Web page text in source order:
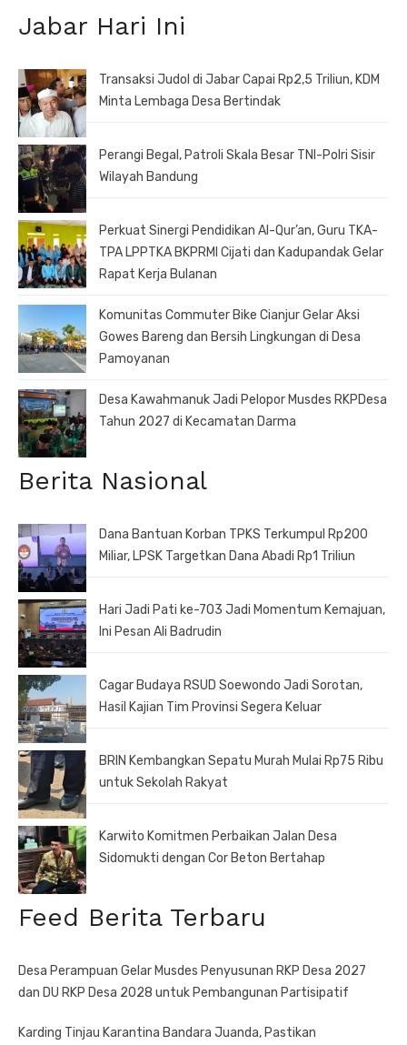
Jabar Hari Ini
Transaksi Judol di Jabar Capai Rp2,5 Triliun, KDM
Minta Lembaga Desa Bertindak
Perangi Begal, Patroli Skala Besar TNI-Polri Sisir
Wilayah Bandung
Perkuat Sinergi Pendidikan Al-Qur’an, Guru TKA-
TPA LPPTKA BKPRMI Cijati dan Kadupandak Gelar
Rapat Kerja Bulanan
Komunitas Commuter Bike Cianjur Gelar Aksi
Gowes Bareng dan Bersih Lingkungan di Desa
Pamoyanan
Desa Kawahmanuk Jadi Pelopor Musdes RKPDesa
Tahun 2027 di Kecamatan Darma
Berita Nasional
Dana Bantuan Korban TPKS Terkumpul Rp200
Miliar, LPSK Targetkan Dana Abadi Rp1 Triliun
Hari Jadi Pati ke-703 Jadi Momentum Kemajuan,
Ini Pesan Ali Badrudin
Cagar Budaya RSUD Soewondo Jadi Sorotan,
Hasil Kajian Tim Provinsi Segera Keluar
BRIN Kembangkan Sepatu Murah Mulai Rp75 Ribu
untuk Sekolah Rakyat
Karwito Komitmen Perbaikan Jalan Desa
Sidomukti dengan Cor Beton Bertahap
Feed Berita Terbaru
Desa Perampuan Gelar Musdes Penyusunan RKP Desa 2027
dan DU RKP Desa 2028 untuk Pembangunan Partisipatif
Karding Tinjau Karantina Bandara Juanda, Pastikan